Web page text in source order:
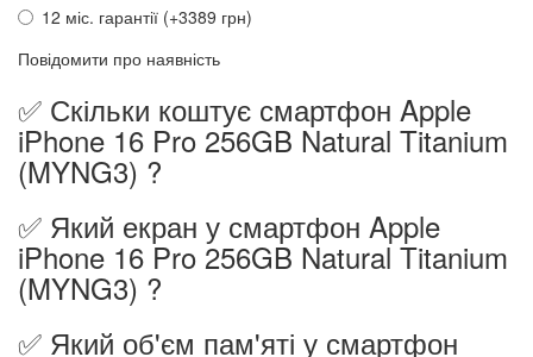
12 міс. гарантії (+3389 грн)
Повідомити про наявність
✅ Скільки коштує смартфон Apple
iPhone 16 Pro 256GB Natural Titanium
(MYNG3) ?
✅ Який екран у смартфон Apple
iPhone 16 Pro 256GB Natural Titanium
(MYNG3) ?
✅ Який об'єм пам'яті у смартфон